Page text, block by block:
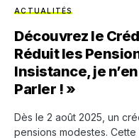
ACTUALITÉS
Découvrez le
Réduit les
Insistance, je
Parler ! »
Dès le 2 août 2025, un
pensions modestes.